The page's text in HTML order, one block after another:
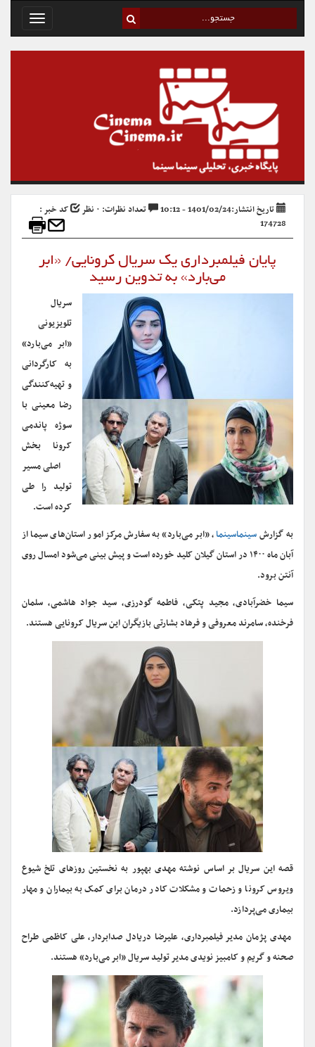
Toggle
تاریخ انتشار:1401/02/24 - 10:12 تعداد نظرات: ۰ نظر
کد خبر :
174728
پایان فیلمبرداری یک سریال کرونایی/ «ابر
می‌بارد» به تدوین رسید
سریال
تلویزیونی
«ابر‌ می‌بارد»
به کارگردانی
و تهیه‌کنندگی
رضا معینی با
سوژه پاندمی
کرونا بخش
اصلی مسیر
تولید را طی
کرده است.
به گزارشسینماسینما، «ابر می‌بارد» به سفارش مرکز امور استان‌های سیما از
آبان ماه ۱۴۰۰ در استان گیلان کلید خورده است و پیش بینی می‌شود امسال روی
آنتن برود.
سیما خضرآبادی، مجید پتکی، فاطمه گودرزی، سید جواد هاشمی، سلمان
فرخنده، سامرند معروفی و فرهاد بشارتی بازیگران این سریال کرونایی هستند.
قصه این سریال بر اساس نوشته مهدی بهپور به نخستین روزهای تلخ شیوع
ویروس کرونا و زحمات و مشکلات کادر درمان برای کمک به بیماران و مهار
بیماری می‌پردازد.
مهدی پژمان مدیر فیلمبرداری، علیرضا دریادل صدابردار، علی کاظمی طراح
صحنه و گریم و کامبیز نویدی مدیر تولید سریال «ابر می‌بارد» هستند.